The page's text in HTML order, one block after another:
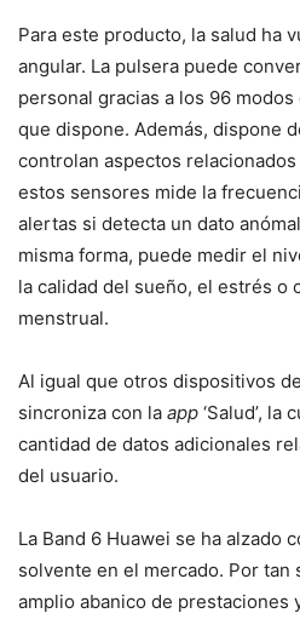
Para este producto, la salud ha
angular. La pulsera puede
personal gracias a los 96
que dispone. Además, dispone
controlan aspectos
estos sensores mide la
alertas si detecta un dato
misma forma, puede medir el
la calidad del sueño, el estrés o
menstrual.
Al igual que otros dispositivos
sincroniza con la app ‘Salud’, la
cantidad de datos adicionales
del usuario.
La Band 6 Huawei se ha alzado
solvente en el mercado. Por tan
amplio abanico de prestaciones